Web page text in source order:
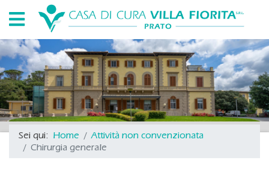
Sei qui: Home
Attività non convenzionata
Chirurgia generale